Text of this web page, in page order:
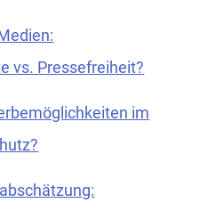
vs. Pressefreiheit?
im